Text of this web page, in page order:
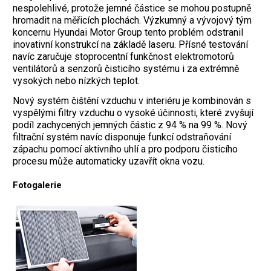
nespolehlivé, protože jemné částice se mohou postupně
hromadit na měřicích plochách. Výzkumný a vývojový tým
koncernu Hyundai Motor Group tento problém odstranil
inovativní konstrukcí na základě laseru. Přísné testování
navíc zaručuje stoprocentní funkčnost elektromotorů
ventilátorů a senzorů čisticího systému i za extrémně
vysokých nebo nízkých teplot.
Nový systém čištění vzduchu v interiéru je kombinován s
vyspělými filtry vzduchu o vysoké účinnosti, které zvyšují
podíl zachycených jemných částic z 94 % na 99 %. Nový
filtrační systém navíc disponuje funkcí odstraňování
zápachu pomocí aktivního uhlí a pro podporu čisticího
procesu může automaticky uzavřít okna vozu.
Fotogalerie